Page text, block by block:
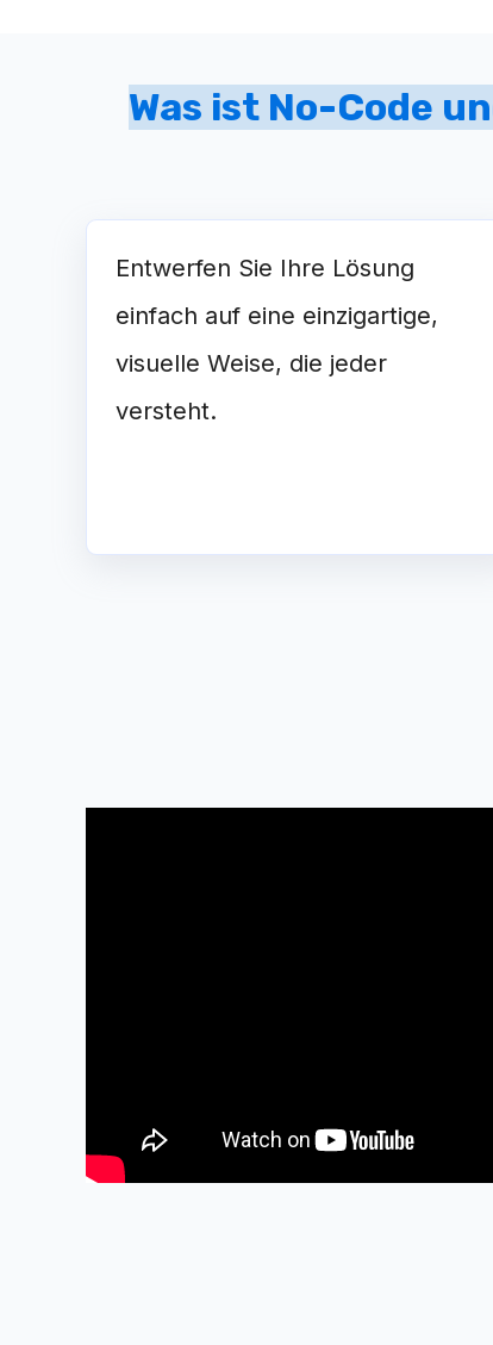
Was ist No-Code
Entwerfen Sie Ihre Lösung
einfach auf eine einzigartige,
visuelle Weise, die jeder
versteht.